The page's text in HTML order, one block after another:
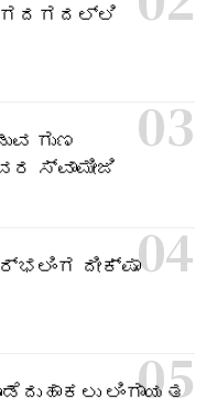
ಗದಗದಲ್ಲಿ
ಗುಣ
ಸ್ವಾಮೀಜಿ
ದೀಕ್ಷಾ
ಲಿಂಗಾಯತ